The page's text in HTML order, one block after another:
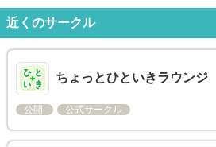
近くのサークル
ちょっとひといきラウンジ
公開 公式サークル